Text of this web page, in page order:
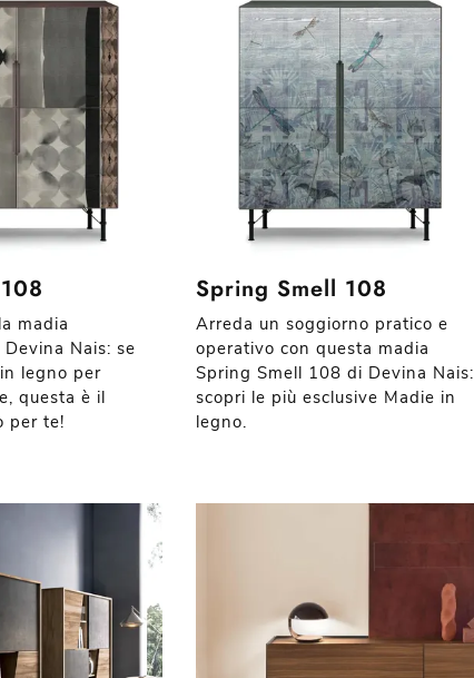
madia
Nais: se
legno per
questa è il
per te!
Spring Smell 108
Arreda un soggiorno pratico e
operativo con questa madia
Spring Smell 108 di Devina Nais:
scopri le più esclusive Madie in
legno.